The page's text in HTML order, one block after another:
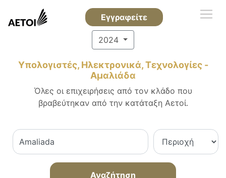
Εγγραφείτε
2024
Υπολογιστές, Ηλεκτρονικά, Τεχνολογίες -
Αμαλιάδα
Όλες οι επιχειρήσεις από τον κλάδο που
βραβεύτηκαν από την κατάταξη Αετοί.
Αναζήτηση